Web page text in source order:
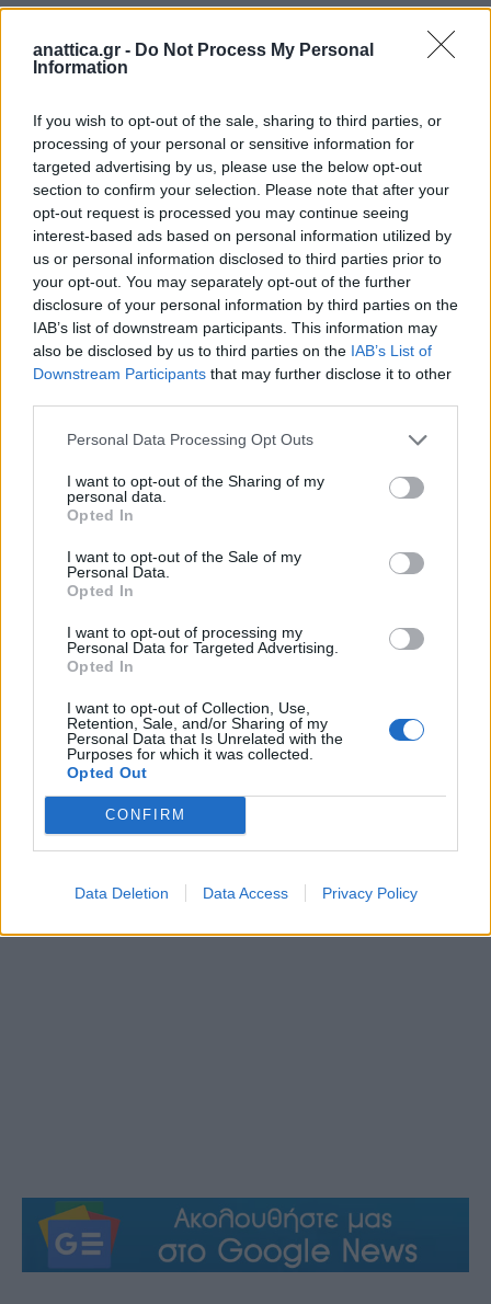
anattica.gr - Do Not Process My Personal
Information
If you wish to opt-out of the sale, sharing to third parties, or
processing of your personal or sensitive information for
targeted advertising by us, please use the below opt-out
section to confirm your selection. Please note that after your
opt-out request is processed you may continue seeing
interest-based ads based on personal information utilized by
us or personal information disclosed to third parties prior to
your opt-out. You may separately opt-out of the further
disclosure of your personal information by third parties on the
IAB’s list of downstream participants. This information may
also be disclosed by us to third parties on the IAB’s List of
Downstream Participants that may further disclose it to other
Personal Data Processing Opt Outs
I want to opt-out of the Sharing of my
personal data.
Opted In
I want to opt-out of the Sale of my
Personal Data.
Opted In
I want to opt-out of processing my
Personal Data for Targeted Advertising.
Opted In
I want to opt-out of Collection, Use,
Retention, Sale, and/or Sharing of my
Personal Data that Is Unrelated with the
Purposes for which it was collected.
Opted Out
CONFIRM
Data Deletion Data Access Privacy Policy
Αργότερα την ίδια μέρα ηΣοφία Ζαχαράκη
πρόκειται να συμμετέχει και σε πάνελ συζήτησης
ανωτέρω συμμετέχουσες και συντονίστρια την
Hillie van de Streek, Γενική Γραμματέα των Γυναικών
του ΕΛΚ .